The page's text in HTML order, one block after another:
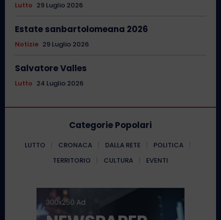
Lutto 29 Luglio 2026
Estate sanbartolomeana 2026
Notizie 29 Luglio 2026
Salvatore Valles
Lutto 24 Luglio 2026
Categorie Popolari
LUTTO CRONACA DALLA RETE
POLITICA
TERRITORIO
CULTURA EVENTI